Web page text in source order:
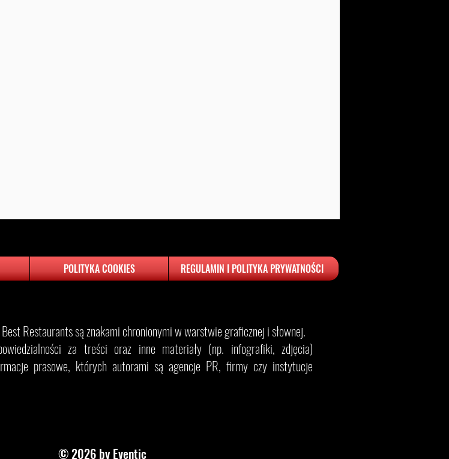
REGULAMIN I POLITYKA PRYWATNOŚCI
POLITYKA COOKIES
Restaurants są znakami chronionymi w warstwie graficznej i słownej.
za treści oraz inne materiały (np. infografiki, zdjęcia)
prasowe, których autorami są agencje PR, firmy czy instytucje
© 2026 by Eventic